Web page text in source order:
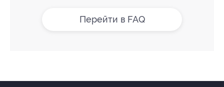
Перейти в FAQ